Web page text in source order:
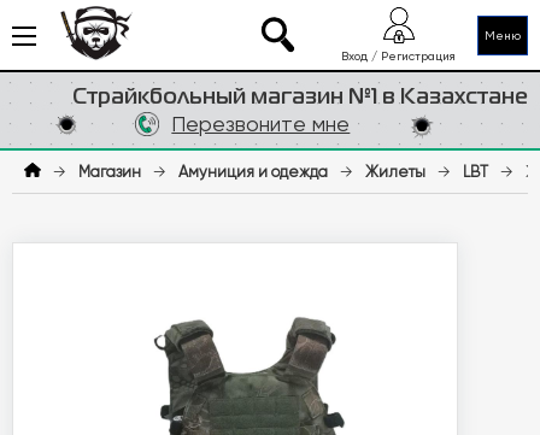
Меню
Страйкбольный магазин №1 в Казахстане
Вход / Регистрация
Перезвоните мне
→ Магазин → Амуниция и одежда → Жилеты → LBT →